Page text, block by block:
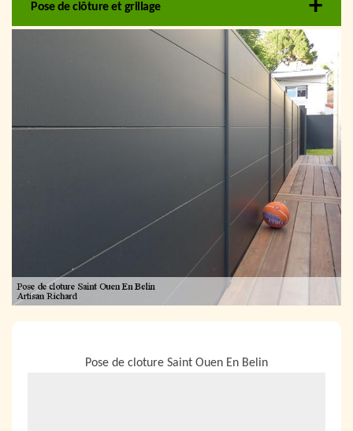
Pose de clôture et grillage
Pose de cloture Saint Ouen En Belin